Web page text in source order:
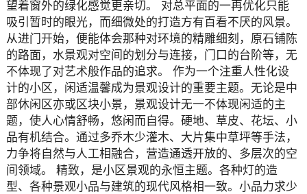
望着窗外的绿化感觉更亲切。 对总平面的一再优化只能
吸引暂时的眼光，而细微处的打造方有百看不厌的风景。
从进门开始，便能体会那种对环境的精雕细刻，原石铺陈
的路面，水景观对空间的划分与连接，门口的台阶等，无
不体现了对艺术般作品的追求。 作为一个注重人性化设
计的小区，闲适温馨成为景观设计的重要主题。无论是中
部休闲区亦或区块小景，景观设计无一不体现闲适的主
题，使人心情舒畅，悠闲而自得。硬地、草皮、花坛、小
品有机结合。通过多乔木少灌木、大片集中草坪等手法，
力争将自然与人工相融合，营造通透开放的、多层次的空
间领域。 精致，是小区景观的永恒主题。各种灯的造
型、各种景观小品与建筑的现代风格相一致。小品力求少